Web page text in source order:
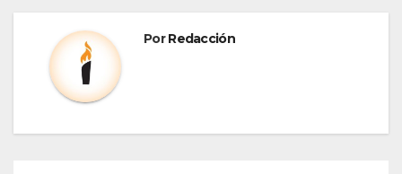
PorRedacción